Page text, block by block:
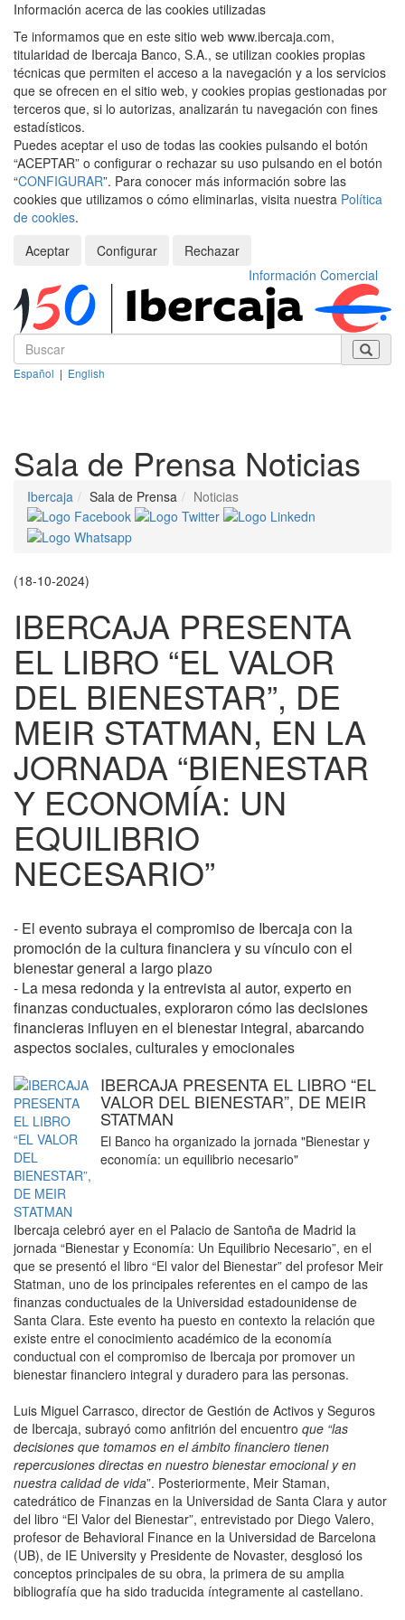
Información acerca de las cookies utilizadas
Te informamos que en este sitio web www.ibercaja.com,
titularidad de Ibercaja Banco, S.A., se utilizan cookies propias
técnicas que permiten el acceso a la navegación y a los servicios
que se ofrecen en el sitio web, y cookies propias gestionadas por
terceros que, si lo autorizas, analizarán tu navegación con fines
estadísticos.
Puedes aceptar el uso de todas las cookies pulsando el botón
“ACEPTAR” o configurar o rechazar su uso pulsando en el botón
“CONFIGURAR”. Para conocer más información sobre las
cookies que utilizamos o cómo eliminarlas, visita nuestra Política
de cookies.
Aceptar
Configurar
Rechazar
Información Comercial
Español | English
Sala de Prensa Noticias
Ibercaja Sala de Prensa Noticias
(18-10-2024)
IBERCAJA PRESENTA
EL LIBRO “EL VALOR
DEL BIENESTAR”, DE
MEIR STATMAN, EN LA
JORNADA “BIENESTAR
Y ECONOMÍA: UN
EQUILIBRIO
NECESARIO”
- El evento subraya el compromiso de Ibercaja con la
promoción de la cultura financiera y su vínculo con el
bienestar general a largo plazo
- La mesa redonda y la entrevista al autor, experto en
finanzas conductuales, exploraron cómo las decisiones
financieras influyen en el bienestar integral, abarcando
aspectos sociales, culturales y emocionales
IBERCAJA PRESENTA EL LIBRO “EL
VALOR DEL BIENESTAR”, DE MEIR
STATMAN
El Banco ha organizado la jornada "Bienestar y
economía: un equilibrio necesario"
Ibercaja celebró ayer en el Palacio de Santoña de Madrid la
jornada “Bienestar y Economía: Un Equilibrio Necesario”, en el
que se presentó el libro “El valor del Bienestar” del profesor Meir
Statman, uno de los principales referentes en el campo de las
finanzas conductuales de la Universidad estadounidense de
Santa Clara. Este evento ha puesto en contexto la relación que
existe entre el conocimiento académico de la economía
conductual con el compromiso de Ibercaja por promover un
bienestar financiero integral y duradero para las personas.
Luis Miguel Carrasco, director de Gestión de Activos y Seguros
de Ibercaja, subrayó como anfitrión del encuentro que “las
decisiones que tomamos en el ámbito financiero tienen
repercusiones directas en nuestro bienestar emocional y en
nuestra calidad de vida”. Posteriormente, Meir Staman,
catedrático de Finanzas en la Universidad de Santa Clara y autor
del libro “El Valor del Bienestar”, entrevistado por Diego Valero,
profesor de Behavioral Finance en la Universidad de Barcelona
(UB), de IE University y Presidente de Novaster, desglosó los
conceptos principales de su obra, la primera de su amplia
bibliografía que ha sido traducida íntegramente al castellano.